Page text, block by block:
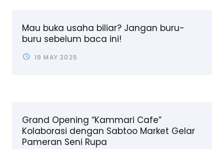
Mau buka usaha biliar? Jangan buru-
buru sebelum baca ini!
19 MAY 2025
Grand Opening “Kammari Cafe”
Kolaborasi dengan Sabtoo Market Gelar
Pameran Seni Rupa